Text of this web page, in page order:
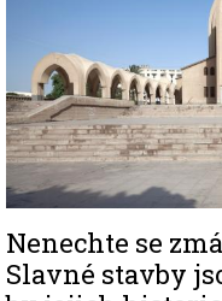
Nenechte se
Slavné stavby